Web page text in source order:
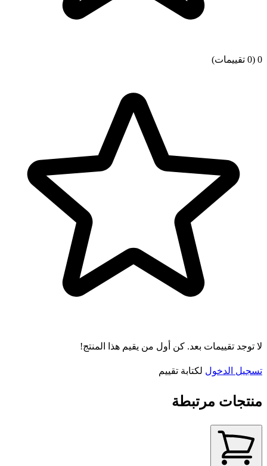
0 (0 تقييمات)
لا توجد تقييمات بعد. كن أول من يقيم هذا المنتج!
تسجيل الدخول لكتابة تقييم
منتجات مرتبطة